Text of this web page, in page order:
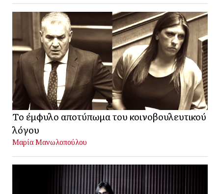
Το έμφυλο αποτύπωμα του κοινοβουλευτικού
λόγου
Μαρία Μανωλοπούλου